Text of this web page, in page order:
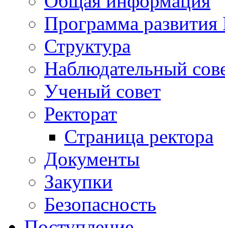
Программа
Структура
Наблюдательный
Ученый совет
Ректорат
Страница ректора
Документы
Закупки
Безопасность